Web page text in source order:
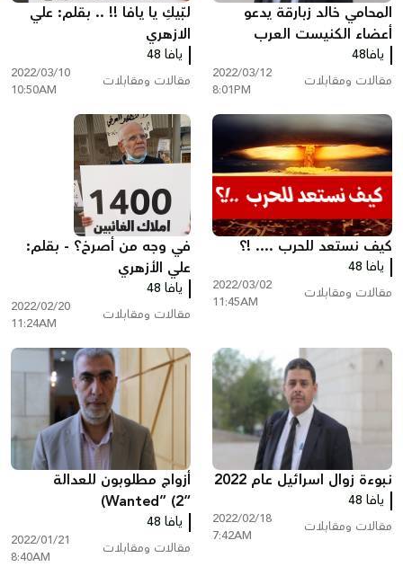
المحامي خالد زبارقة يدعو
أعضاء الكنيست العرب
للاستقالة الجماعية
يافا48
مقالات ومقابلات
2022/03/12
8:01PM
لبّيكِ يا يافا !! .. بقلم: علي
الازهري
يافا 48
مقالات ومقابلات
2022/03/10
10:50AM
كيف نستعد للحرب .... !؟
يافا 48
مقالات ومقابلات
2022/03/02
11:45AM
في وجه من أصرخ؟ - بقلم:
علي الأزهري
يافا 48
مقالات ومقابلات
2022/02/20
11:24AM
نبوءة زوال اسرائيل عام 2022
يافا 48
مقالات ومقابلات
2022/02/18
7:42AM
أزواج مطلوبون للعدالة
“Wanted” (2)
يافا 48
مقالات ومقابلات
2022/01/21
8:40AM